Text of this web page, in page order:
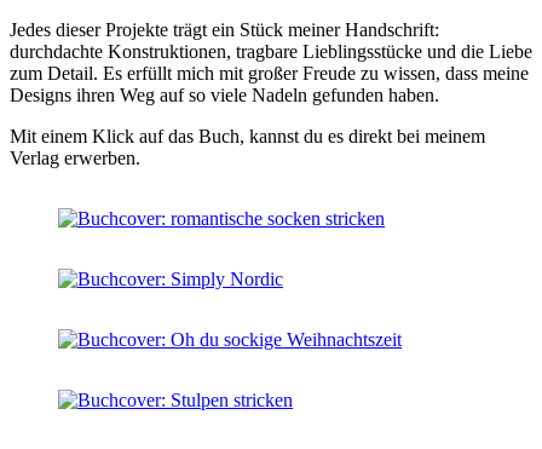
Jedes dieser Projekte trägt ein Stück meiner Handschrift:
durchdachte Konstruktionen, tragbare Lieblingsstücke und die Liebe
zum Detail. Es erfüllt mich mit großer Freude zu wissen, dass meine
Designs ihren Weg auf so viele Nadeln gefunden haben.
Mit einem Klick auf das Buch, kannst du es direkt bei meinem
Verlag erwerben.